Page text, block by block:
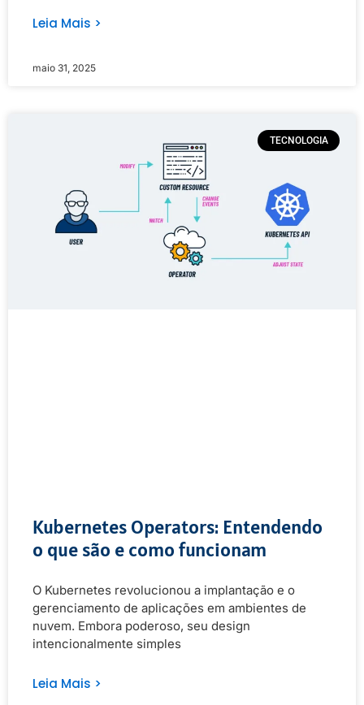
Leia Mais >
maio 31, 2025
TECNOLOGIA
Kubernetes Operators: Entendendo
o que são e como funcionam
O Kubernetes revolucionou a implantação e o
gerenciamento de aplicações em ambientes de
nuvem. Embora poderoso, seu design
intencionalmente simples
Leia Mais >